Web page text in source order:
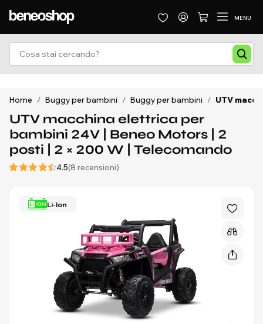
MENU
Home / Buggy per bambini / Buggy per bambini / UTV
UTV macchina elettrica per
bambini 24V | Beneo Motors | 2
posti | 2 × 200 W | Telecomando
4.5(8 recensioni)
Li-Ion